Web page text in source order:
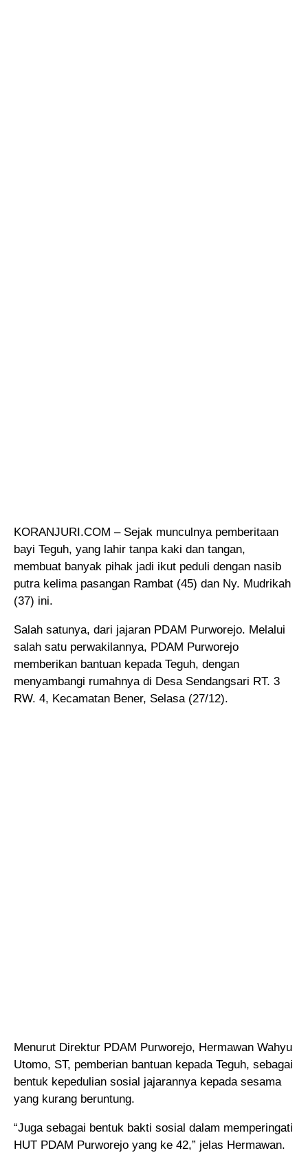
KORANJURI.COM – Sejak munculnya pemberitaan
bayi Teguh, yang lahir tanpa kaki dan tangan,
membuat banyak pihak jadi ikut peduli dengan nasib
putra kelima pasangan Rambat (45) dan Ny. Mudrikah
(37) ini.
Salah satunya, dari jajaran PDAM Purworejo. Melalui
salah satu perwakilannya, PDAM Purworejo
memberikan bantuan kepada Teguh, dengan
menyambangi rumahnya di Desa Sendangsari RT. 3
RW. 4, Kecamatan Bener, Selasa (27/12).
Menurut Direktur PDAM Purworejo, Hermawan Wahyu
Utomo, ST, pemberian bantuan kepada Teguh, sebagai
bentuk kepedulian sosial jajarannya kepada sesama
yang kurang beruntung.
“Juga sebagai bentuk bakti sosial dalam memperingati
HUT PDAM Purworejo yang ke 42,” jelas Hermawan.